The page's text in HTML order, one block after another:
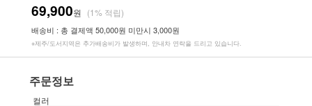
69,900원 (1% 적립)
배송비 : 총 결제액 50,000원 미만시 3,000원
※제주/도서지역은 추가배송비가 발생하며, 안내차 연락을 드리고 있습니다.
주문정보
컬러